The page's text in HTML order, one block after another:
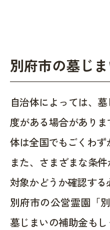
別府市の墓じ
自治体によっては、
度がある場合があり
体は全国でもごくわず
また、さまざまな条
対象かどうか確認する
別府市の公営霊園「
墓じまいの補助金も